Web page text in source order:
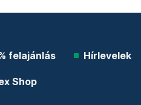
felajánlás Hírlevelek
Shop